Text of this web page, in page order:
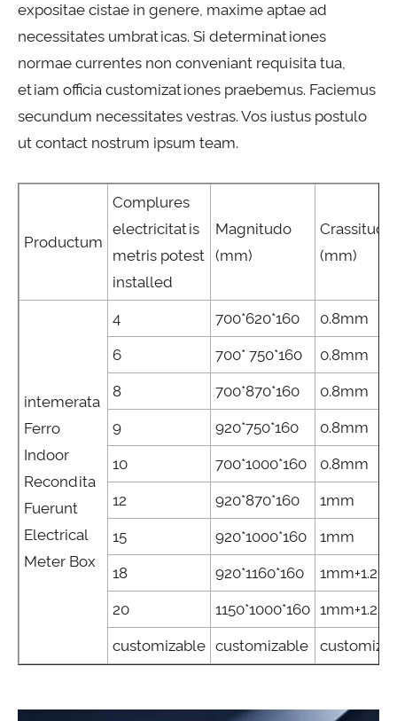
expositae cistae in genere, maxime aptae ad
necessitates umbraticas. Si determinationes
normae currentes non conveniant requisita tua,
etiam officia customizationes praebemus. Faciemus
secundum necessitates vestras. Vos iustus postulo
ut contact nostrum ipsum team.
Productum
Complures
electricitatis
metris potest
installed
Magnitudo
(mm)
Crassitudo
(mm)
intemerata
Ferro
Indoor
Recondita
Fuerunt
Electrical
Meter Box
4 700*620*160 0.8mm
6 700* 750*160 0.8mm
8 700*870*160 0.8mm
9 920*750*160 0.8mm
10 700*1000*160 0.8mm
12 920*870*160 1mm
15 920*1000*160 1mm
18 920*1160*160
20 1150*1000*160
customizable customizable